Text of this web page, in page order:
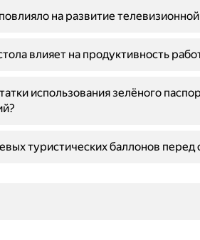
на развитие
влияет на продуктивность
использования зелёного
туристических баллонов перед